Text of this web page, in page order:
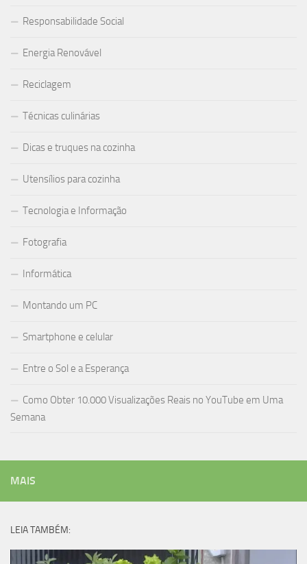
Responsabilidade Social
Energia Renovável
Reciclagem
Técnicas culinárias
Dicas e truques na cozinha
Utensílios para cozinha
Tecnologia e Informação
Fotografia
Informática
Montando um PC
Smartphone e celular
Entre o Sol e a Esperança
Como Obter 10.000 Visualizações Reais no YouTube em Uma
Semana
MAIS
LEIA TAMBÉM: